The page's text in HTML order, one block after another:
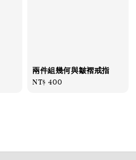
兩件組幾何與皺褶戒指
Regular
NT$ 400